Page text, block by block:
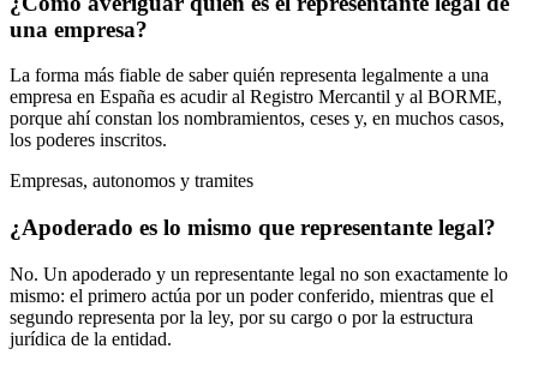
una empresa?
La forma más fiable de saber quién representa legalmente a una
empresa en España es acudir al Registro Mercantil y al BORME,
porque ahí constan los nombramientos, ceses y, en muchos casos,
los poderes inscritos.
Empresas, autonomos y tramites
¿Apoderado es lo mismo que representante legal?
No. Un apoderado y un representante legal no son exactamente lo
mismo: el primero actúa por un poder conferido, mientras que el
segundo representa por la ley, por su cargo o por la estructura
jurídica de la entidad.